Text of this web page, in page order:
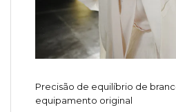
Precisão de equilíbrio de
equipamento original